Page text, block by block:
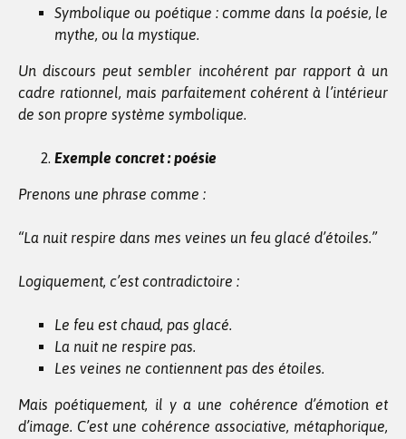
Symbolique ou poétique : comme dans la poésie, le
mythe, ou la mystique.
Un discours peut sembler incohérent par rapport à un
cadre rationnel, mais parfaitement cohérent à l’intérieur
de son propre système symbolique.
Exemple concret : poésie
Prenons une phrase comme :
“La nuit respire dans mes veines un feu glacé d’étoiles.”
Logiquement, c’est contradictoire :
Le feu est chaud, pas glacé.
La nuit ne respire pas.
Les veines ne contiennent pas des étoiles.
Mais poétiquement, il y a une cohérence d’émotion et
d’image. C’est une cohérence associative, métaphorique,